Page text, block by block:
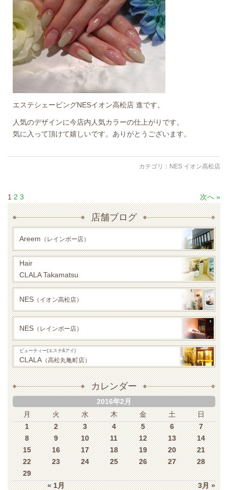
エステシェービングNESイオン高松店 進です。
人気のデザインに今店内人気カラーの仕上がりです。
気に入って頂けて嬉しいです。ありがとうございます。
カテゴリ： NES イオン高松店
1 2 3 次へ »
店舗ブログ
Areem （レインボー店）
Hair
CLALA Takamatsu
NES （イオン高松店）
NES （レインボー店）
ビューティー(エステ&アイ)
CLALA （高松丸亀町店）
カレンダー
2016年2月
月
火 水 木 金 土 日
« 1月 3月 »
1 2 3 4 5 6
7
8
9 10 11 12 13
14
15
16 17 18 19 20
21
22
23 24 25 26 27
28
29